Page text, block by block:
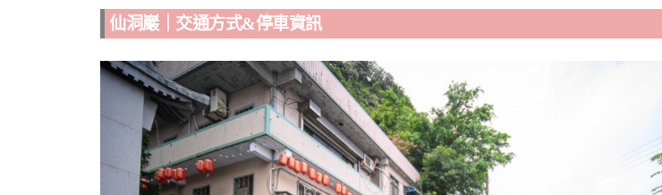
仙洞巖｜交通方式&停車資訊